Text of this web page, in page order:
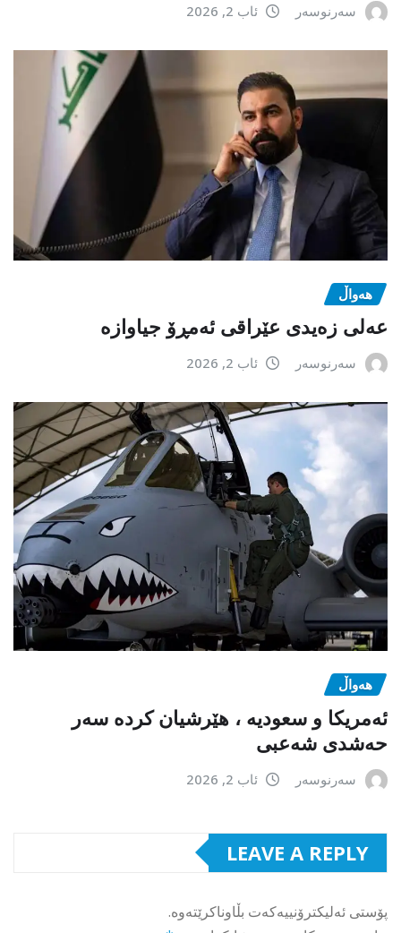
سەرنوسەر ئاب 2, 2026
هەواڵ
عەلی زەیدی عێراقی ئەمڕۆ جیاوازە
سەرنوسەر ئاب 2, 2026
هەواڵ
ئەمریکا و سعودیە ، هێرشیان کردە سەر
حەشدی شەعبی
سەرنوسەر ئاب 2, 2026
LEAVE A REPLY
پۆستی ئەلیکترۆنییەکەت بڵاوناکرێتەوە.